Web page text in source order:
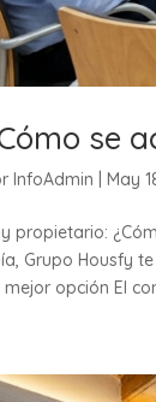
se
InfoAdmin |May
propietario:
Grupo Housfy
mejor opción El